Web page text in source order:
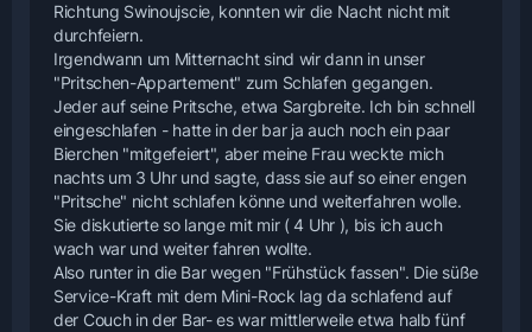
Richtung Swinoujscie, konnten wir die Nacht nicht mit
durchfeiern.
Irgendwann um Mitternacht sind wir dann in unser
"Pritschen-Appartement" zum Schlafen gegangen.
Jeder auf seine Pritsche, etwa Sargbreite. Ich bin schnell
eingeschlafen - hatte in der bar ja auch noch ein paar
Bierchen "mitgefeiert", aber meine Frau weckte mich
nachts um 3 Uhr und sagte, dass sie auf so einer engen
"Pritsche" nicht schlafen könne und weiterfahren wolle.
Sie diskutierte so lange mit mir ( 4 Uhr ), bis ich auch
wach war und weiter fahren wollte.
Also runter in die Bar wegen "Frühstück fassen". Die süße
Service-Kraft mit dem Mini-Rock lag da schlafend auf
der Couch in der Bar- es war mittlerweile etwa halb fünf